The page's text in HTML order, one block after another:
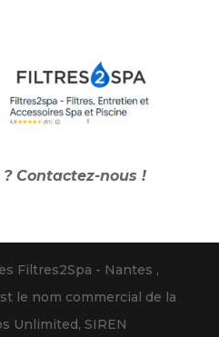
Contactez-nous !
Filtres2Spa - Nantes ,
le nom commercial de la
Unlimited, SIREN